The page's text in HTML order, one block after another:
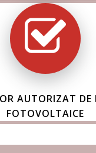
AUTORIZAT DE
FOTOVOLTAICE